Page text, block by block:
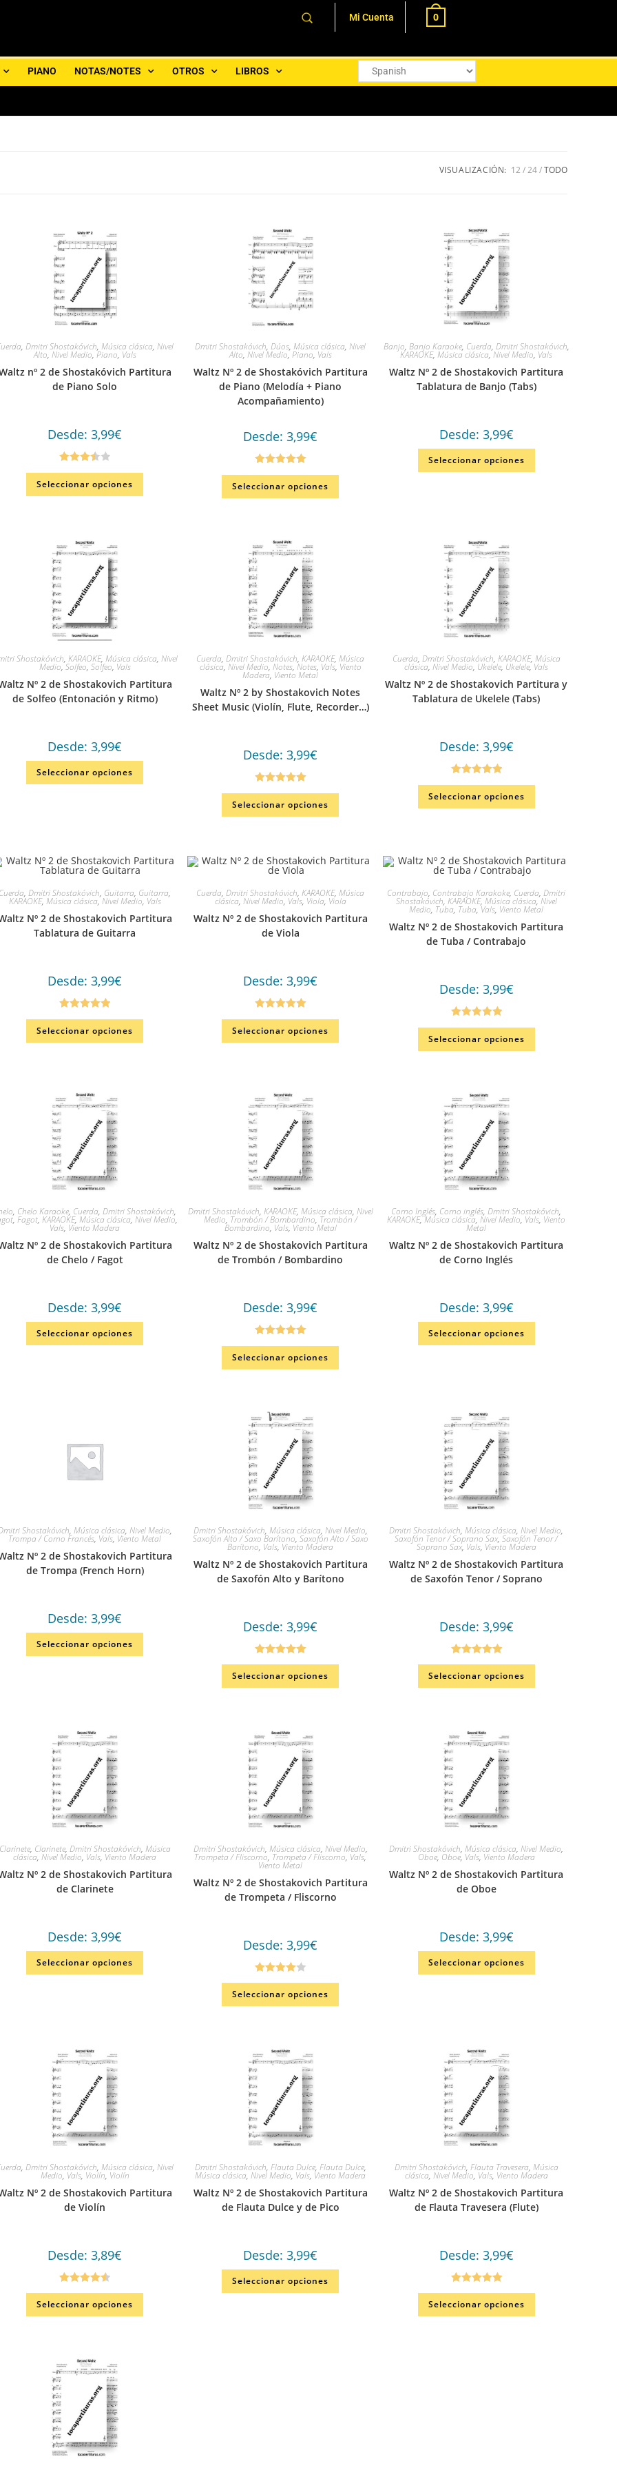
Mi Cuenta 0
PIANO NOTAS/NOTES OTROS LIBROS
VISUALIZACIÓN: 12 24 TODO
,Dmitri Shostakóvich,Música clásica,Nivel
Alto, Nivel Medio, Piano, Vals
nº 2 de Shostakóvich Partitura
de Piano Solo
Desde:3,99€
Valorado
en3.50
Seleccionar opciones
Dmitri Shostakóvich,Dúos,Música clásica,Nivel
Alto, Nivel Medio,Piano, Vals
Waltz Nº 2 de Shostakóvich Partitura
de Piano (Melodía + Piano
Acompañamiento)
Desde:3,99€
Valorado en
5.00de 5
Seleccionar opciones
Banjo, Banjo Karaoke, Cuerda, Dmitri Shostakóvich,
KARAOKE,Música clásica,Nivel Medio, Vals
Waltz Nº 2 de Shostakovich Partitura
Tablatura de Banjo (Tabs)
Desde: 3,99€
Seleccionar opciones
Shostakóvich, KARAOKE, Música clásica, Nivel
Medio,Solfeo, Solfeo, Vals
Nº 2 de Shostakovich Partitura
de Solfeo (Entonación y Ritmo)
Desde:3,99€
Seleccionar opciones
Cuerda,Dmitri Shostakóvich,KARAOKE,Música
clásica, Nivel Medio, Notes, Notes, Vals, Viento
Madera, Viento Metal
Waltz Nº 2 by Shostakovich Notes
Sheet Music (Violín, Flute, Recorder…)
Desde:3,99€
Valorado en
5.00de 5
Seleccionar opciones
Cuerda, Dmitri Shostakóvich, KARAOKE, Música
clásica,Nivel Medio, Ukelele, Ukelele, Vals
Waltz Nº 2 de Shostakovich Partitura y
Tablatura de Ukelele (Tabs)
Desde: 3,99€
Valorado en
5.00de 5
Seleccionar opciones
,Dmitri Shostakóvich, Guitarra, Guitarra,
KARAOKE, Música clásica,Nivel Medio, Vals
Nº 2 de Shostakovich Partitura
Tablatura de Guitarra
Desde:3,99€
Valorado en
5.00de 5
Seleccionar opciones
Cuerda,Dmitri Shostakóvich,KARAOKE,Música
clásica, Nivel Medio, Vals, Viola, Viola
Waltz Nº 2 de Shostakovich Partitura
de Viola
Desde:3,99€
Valorado en
5.00de 5
Seleccionar opciones
Contrabajo, Contrabajo Karakoke, Cuerda,Dmitri
Shostakóvich, KARAOKE, Música clásica,Nivel
Medio, Tuba, Tuba,Vals, Viento Metal
Waltz Nº 2 de Shostakovich Partitura
de Tuba / Contrabajo
Desde: 3,99€
Valorado en
5.00de 5
Seleccionar opciones
, Chelo Karaoke, Cuerda,Dmitri Shostakóvich,
, Fagot, KARAOKE, Música clásica, Nivel Medio,
Vals, Viento Madera
Nº 2 de Shostakovich Partitura
de Chelo / Fagot
Desde:3,99€
Seleccionar opciones
Dmitri Shostakóvich, KARAOKE, Música clásica, Nivel
Medio, Trombón / Bombardino, Trombón /
Bombardino, Vals, Viento Metal
Waltz Nº 2 de Shostakovich Partitura
de Trombón / Bombardino
Desde:3,99€
Valorado en
5.00de 5
Seleccionar opciones
Corno Inglés, Corno inglés,Dmitri Shostakóvich,
KARAOKE,Música clásica,Nivel Medio, Vals, Viento
Metal
Waltz Nº 2 de Shostakovich Partitura
de Corno Inglés
Desde: 3,99€
Seleccionar opciones
Shostakóvich, Música clásica, Nivel Medio,
Trompa / Corno Francés, Vals, Viento Metal
Nº 2 de Shostakovich Partitura
de Trompa (French Horn)
Desde:3,99€
Seleccionar opciones
Dmitri Shostakóvich, Música clásica, Nivel Medio,
Saxofón Alto / Saxo Barítono, Saxofón Alto / Saxo
Barítono, Vals, Viento Madera
Waltz Nº 2 de Shostakovich Partitura
de Saxofón Alto y Barítono
Desde:3,99€
Valorado en
5.00de 5
Seleccionar opciones
Dmitri Shostakóvich,Música clásica,Nivel Medio,
Saxofón Tenor / Soprano Sax,Saxofón Tenor /
Soprano Sax, Vals, Viento Madera
Waltz Nº 2 de Shostakovich Partitura
de Saxofón Tenor / Soprano
Desde: 3,99€
Valorado en
5.00de 5
Seleccionar opciones
, Clarinete, Dmitri Shostakóvich, Música
clásica,Nivel Medio, Vals, Viento Madera
Nº 2 de Shostakovich Partitura
de Clarinete
Desde:3,99€
Seleccionar opciones
Dmitri Shostakóvich, Música clásica, Nivel Medio,
Trompeta / Fliscorno, Trompeta / Fliscorno, Vals,
Viento Metal
Waltz Nº 2 de Shostakovich Partitura
de Trompeta / Fliscorno
Desde:3,99€
Valorado
en4.00de
Seleccionar opciones
Dmitri Shostakóvich,Música clásica,Nivel Medio,
Oboe, Oboe, Vals, Viento Madera
Waltz Nº 2 de Shostakovich Partitura
de Oboe
Desde: 3,99€
Seleccionar opciones
,Dmitri Shostakóvich,Música clásica,Nivel
Medio, Vals, Violín, Violín
Nº 2 de Shostakovich Partitura
de Violín
Desde:3,89€
Valorado
en4.50 de
Seleccionar opciones
Dmitri Shostakóvich, Flauta Dulce, Flauta Dulce,
Música clásica,Nivel Medio, Vals, Viento Madera
Waltz Nº 2 de Shostakovich Partitura
de Flauta Dulce y de Pico
Desde:3,99€
Seleccionar opciones
Dmitri Shostakóvich, Flauta Travesera, Música
clásica, Nivel Medio, Vals, Viento Madera
Waltz Nº 2 de Shostakovich Partitura
de Flauta Travesera (Flute)
Desde: 3,99€
Valorado en
5.00de 5
Seleccionar opciones